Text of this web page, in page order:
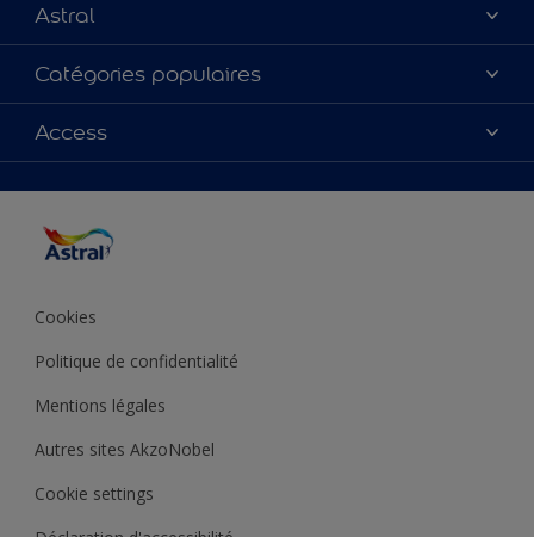
Astral
À propos de nous
Contactez-nous
Plan du site
Catégories populaires
Couleurs
Produits
Inspiration
Conseil déco
Access
Cookies
Politique de confidentialité
Mentions légales
Autres sites AkzoNobel
Cookie settings